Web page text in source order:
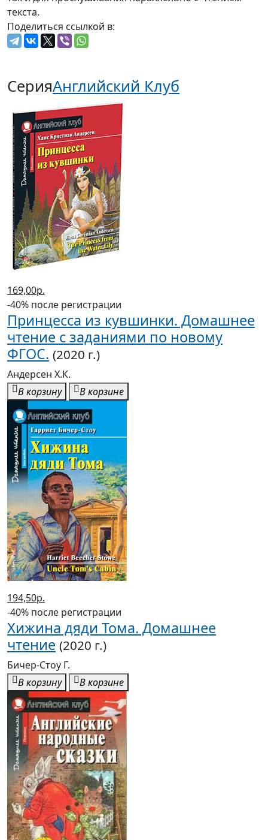
текста.
Поделиться ссылкой в:
СерияАнглийский Клуб
169,00р.
-40% после регистрации
Принцесса из кувшинки. Домашнее
чтение с заданиями по новому
ФГОС. (2020 г.)
Андерсен Х.К.
В корзину
В корзине
194,50р.
-40% после регистрации
Хижина дяди Тома. Домашнее
чтение (2020 г.)
Бичер-Стоу Г.
В корзину
В корзине